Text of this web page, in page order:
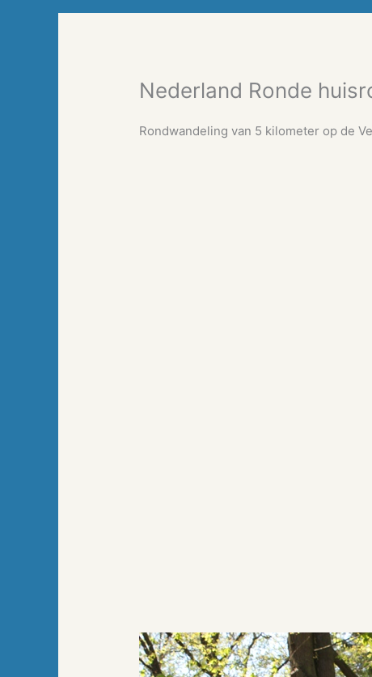
Nederland Ronde
Rondwandeling van 5 kilometer op de